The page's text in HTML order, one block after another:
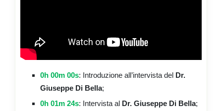
0h 00m 00s: Introduzione all’intervista del Dr.
Giuseppe Di Bella;
0h 01m 24s: Intervista al Dr. Giuseppe Di Bella;